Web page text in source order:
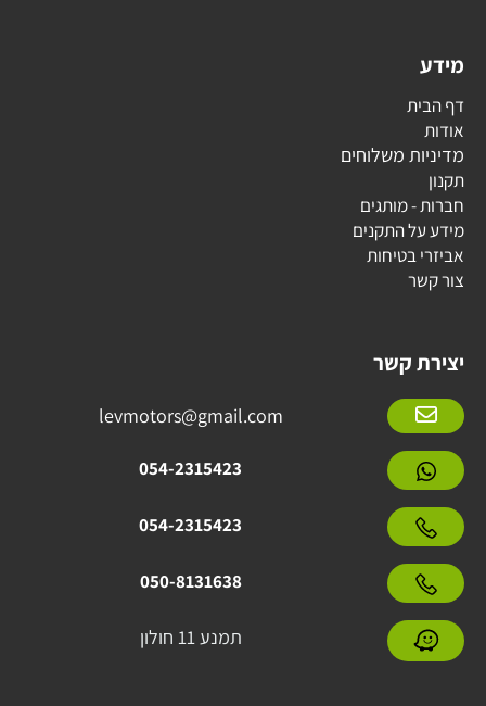
מידע
דף הבית
אודות
מדיניות משלוחים
תקנון
חברות - מותגים
מידע על התקנים
אביזרי בטיחות
צור קשר
יצירת קשר
levmotors@gmail.com
054-2315423
054-2315423
050-8131638
תמנע 11 חולון